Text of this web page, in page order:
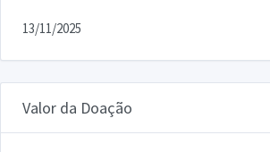
13/11/2025
Valor da Doação